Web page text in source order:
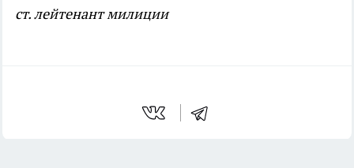
ст. лейтенант милиции